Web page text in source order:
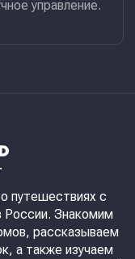
управление.
путешествиях с
России. Знакомим
рассказываем
а также изучаем